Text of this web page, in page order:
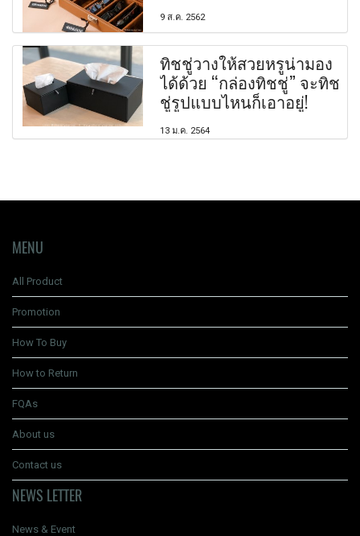
9 ส.ค. 2562
ทิชชู่วางให้สวยหรูน่ามอง
ได้ด้วย “กล่องทิชชู่” จะทิช
ชู่รูปแบบไหนก็เอาอยู่!
13 ม.ค. 2564
MENU
All Product
Promotion
How To Buy
How to Return
FQAs
About us
Contact us
NEWS LETTER
News & Event